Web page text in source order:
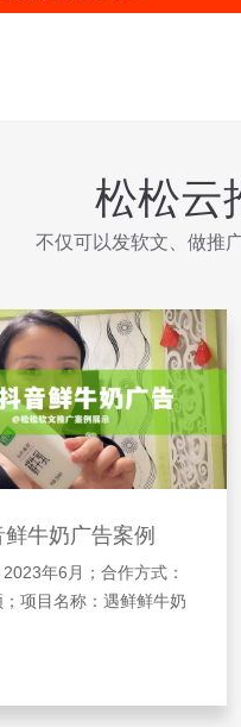
松松云
不仅可以发软文、做推
牛奶广告案例
年6月；合作方式：
项目名称：遇鲜鲜牛奶